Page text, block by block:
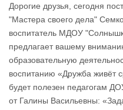
Дорогие друзья, сегодня
"Мастера своего дела"
воспитатель МДОУ
предлагает вашему
образовательную
воспитанию «Дружба живёт
будет полезен педагогам
от Галины Васильевны: